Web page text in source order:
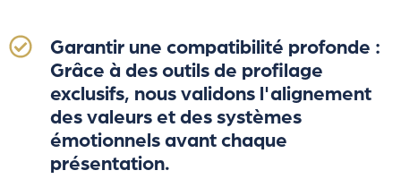
Garantir une compatibilité profonde :
Grâce à des outils de profilage
exclusifs, nous validons l'alignement
des valeurs et des systèmes
émotionnels avant chaque
présentation.